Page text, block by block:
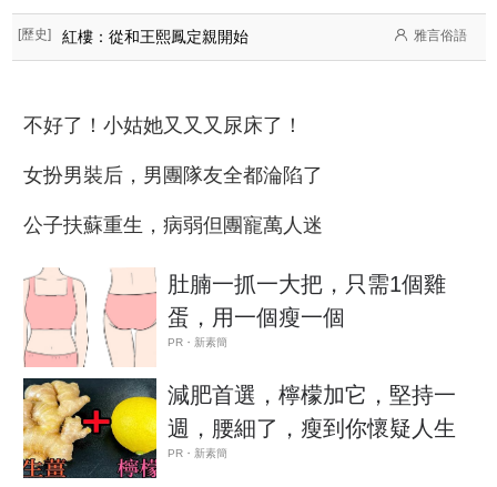
[歷史] 紅樓：從和王熙鳳定親開始 雅言俗語
不好了！小姑她又又又尿床了！
女扮男裝后，男團隊友全都淪陷了
公子扶蘇重生，病弱但團寵萬人迷
肚腩一抓一大把，只需1個雞
蛋，用一個瘦一個
PR・新素簡
減肥首選，檸檬加它，堅持一
週，腰細了，瘦到你懷疑人生
PR・新素簡